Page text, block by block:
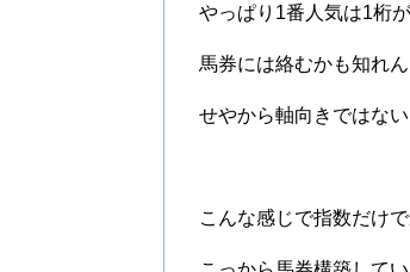
やっぱり1番人気は1桁
馬券には絡むかも知れ
せやから軸向きではな
こんな感じで指数だけ